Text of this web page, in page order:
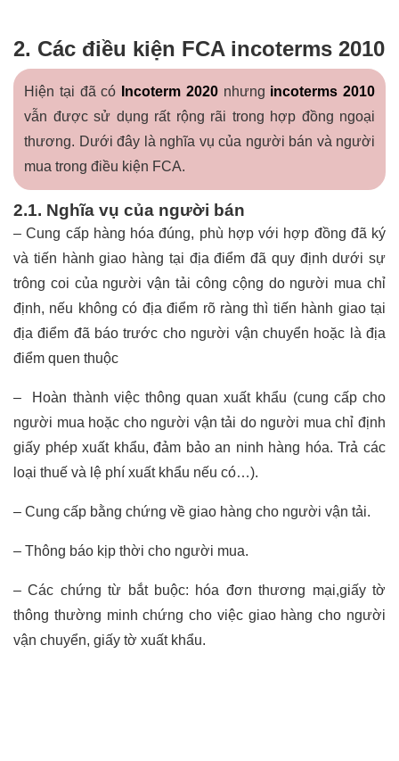
2. Các điều kiện FCA incoterms 2010
Hiện tại đã có Incoterm 2020nhưng incoterms 2010
vẫn được sử dụng rất rộng rãi trong hợp đồng ngoại
thương. Dưới đây là nghĩa vụ của người bán và người
mua trong điều kiện FCA.
2.1. Nghĩa vụ của người bán
– Cung cấp hàng hóa đúng, phù hợp với hợp đồng đã ký
và tiến hành giao hàng tại địa điểm đã quy định dưới sự
trông coi của người vận tải công cộng do người mua chỉ
định, nếu không có địa điểm rõ ràng thì tiến hành giao tại
địa điểm đã báo trước cho người vận chuyển hoặc là địa
điểm quen thuộc
– Hoàn thành việc thông quan xuất khẩu (cung cấp cho
người mua hoặc cho người vận tải do người mua chỉ định
giấy phép xuất khẩu, đảm bảo an ninh hàng hóa. Trả các
loại thuế và lệ phí xuất khẩu nếu có…).
– Cung cấp bằng chứng về giao hàng cho người vận tải.
– Thông báo kịp thời cho người mua.
– Các chứng từ bắt buộc: hóa đơn thương mại,giấy tờ
thông thường minh chứng cho việc giao hàng cho người
vận chuyển, giấy tờ xuất khẩu.